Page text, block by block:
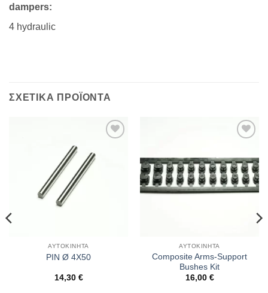
dampers:
4 hydraulic
ΣΧΕΤΙΚΆ ΠΡΟΪΌΝΤΑ
στην λίστα
επιθυμιών
ΑΥΤΟΚΊΝΗΤΑ
PIN Ø 4X50
14,30 €
επιθυμιών
ΑΥΤΟΚΊΝΗΤΑ
Composite Arms-Support
Bushes Kit
16,00 €